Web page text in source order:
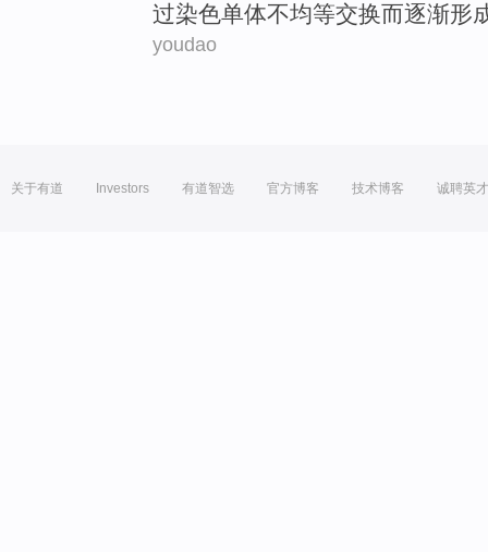
过染色单体不均等交换而逐渐形
youdao
关于有道 Investors 有道智选 官方博客 技术博客 诚聘英才